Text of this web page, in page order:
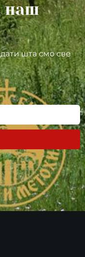
наш
шта смо све